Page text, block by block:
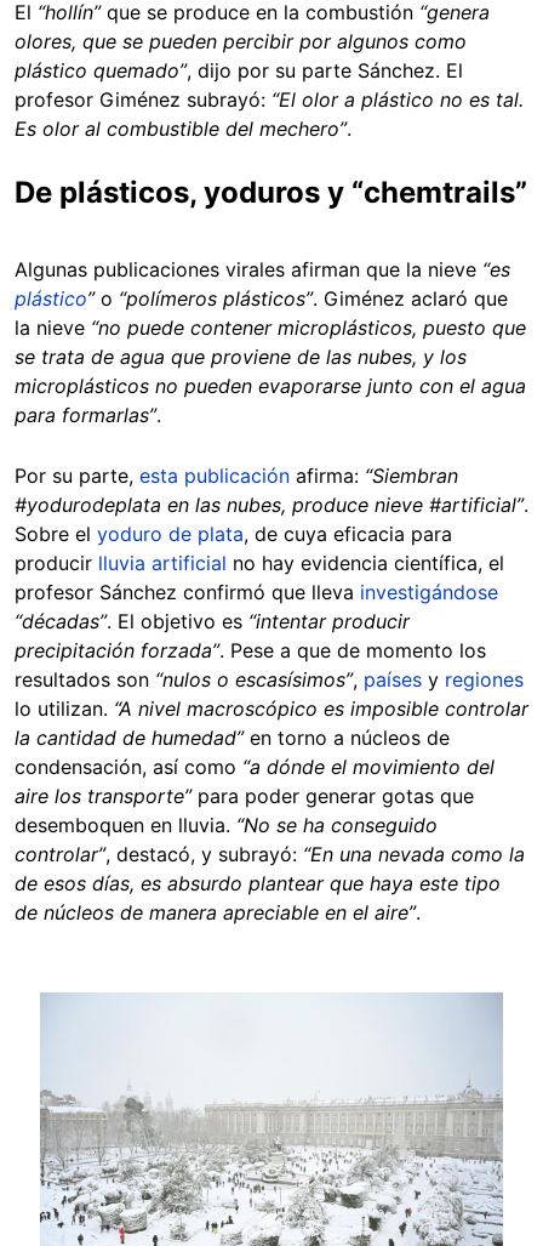
El “hollín”que se produce en la combustión “genera
olores, que se pueden percibir por algunos como
plástico quemado”, dijo por su parte Sánchez. El
profesor Giménez subrayó: “El olor a plástico no es tal.
Es olor al combustible del mechero”.
De plásticos, yoduros y “chemtrails”
Algunas publicaciones virales afirman que la nieve “es
plástico”o “polímeros plásticos”. Giménez aclaró que
la nieve “no puede contener microplásticos, puesto que
se trata de agua que proviene de las nubes, y los
microplásticos no pueden evaporarse junto con el agua
para formarlas”.
Por su parte, esta publicación afirma: “Siembran
#yodurodeplata en las nubes, produce nieve #artificial”.
Sobre el yoduro de plata, de cuya eficacia para
producir lluvia artificial no hay evidencia científica, el
profesor Sánchez confirmó que lleva investigándose
“décadas”. El objetivo es “intentar producir
precipitación forzada”. Pese a que de momento los
resultados son “nulos o escasísimos”, países y regiones
lo utilizan. “A nivel macroscópico es imposible controlar
la cantidad de humedad”en torno a núcleos de
condensación, así como “a dónde el movimiento del
aire los transporte”para poder generar gotas que
desemboquen en lluvia. “No se ha conseguido
controlar”, destacó, y subrayó: “En una nevada como la
de esos días, es absurdo plantear que haya este tipo
de núcleos de manera apreciable en el aire”.